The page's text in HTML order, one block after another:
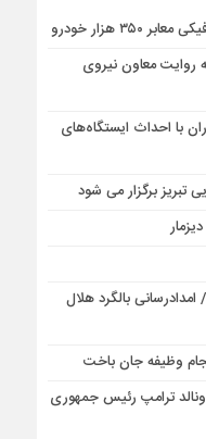
هزار خودرو
جنگ ۴۰ روزه به روایت معاون نیروی
با احداث ایستگاه‌های
برگزار می شود
بالگرد هلال
وظیفه جان باخت
ترامپ رئیس جمهوری